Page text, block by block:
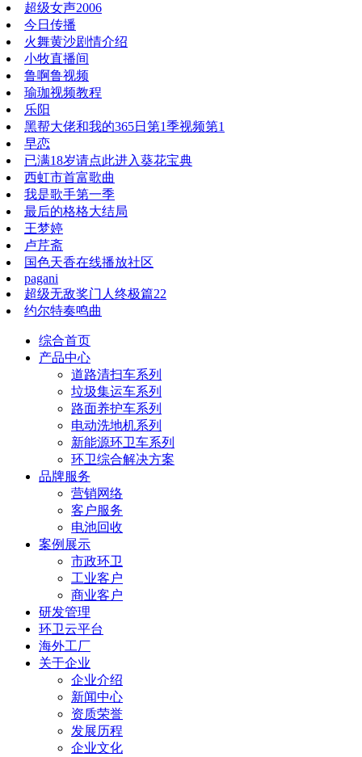
超级女声2006
今日传播
火舞黄沙剧情介绍
小牧直播间
鲁啊鲁视频
瑜珈视频教程
乐阳
黑帮大佬和我的365日第1季视频第1
早恋
已满18岁请点此进入葵花宝典
西虹市首富歌曲
我是歌手第一季
最后的格格大结局
王梦婷
卢芹斋
国色天香在线播放社区
pagani
超级无敌奖门人终极篇22
约尔特奏鸣曲
综合首页
产品中心
道路清扫车系列
垃圾集运车系列
路面养护车系列
电动洗地机系列
新能源环卫车系列
环卫综合解决方案
品牌服务
营销网络
客户服务
电池回收
案例展示
市政环卫
工业客户
商业客户
研发管理
环卫云平台
海外工厂
关于企业
企业介绍
新闻中心
资质荣誉
发展历程
企业文化